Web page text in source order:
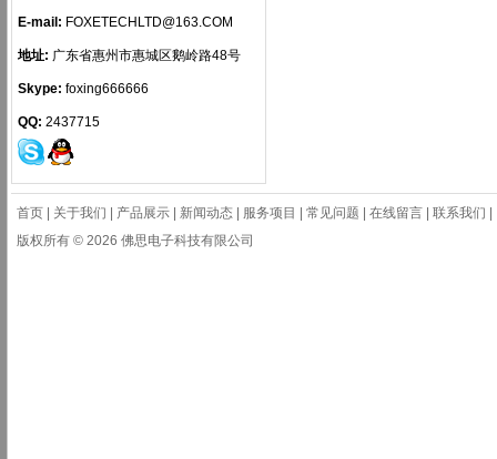
E-mail: FOXETECHLTD@163.COM
地址: 广东省惠州市惠城区鹅岭路48号
Skype: foxing666666
QQ: 2437715
首页 关于我们 产品展示 新闻动态 服务项目 常见问题 在线留言 联系我们
版权所有 © 2026 佛思电子科技有限公司